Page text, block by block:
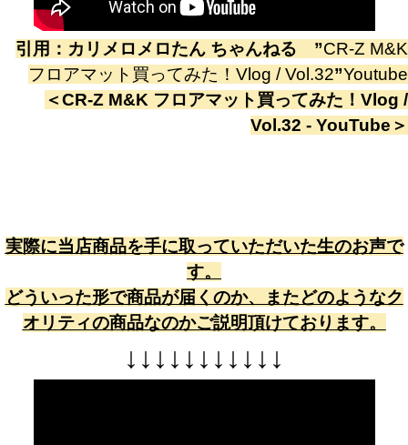
引用： カリメロメロたん ちゃんねる ”CR-Z M&K
フロアマット買ってみた！Vlog / Vol.32”Youtube
＜CR-Z M&K フロアマット買ってみた！Vlog /
Vol.32 - YouTube ＞
実際に当店商品を手に取っていただいた生のお声で
す。
どういった形で商品が届くのか、またどのようなク
オリティの商品なのかご説明頂けております。
↓ ↓ ↓ ↓ ↓ ↓ ↓ ↓ ↓ ↓ ↓